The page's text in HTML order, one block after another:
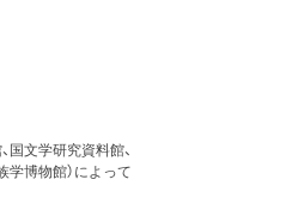
文学研究資料館、
学博物館）によって